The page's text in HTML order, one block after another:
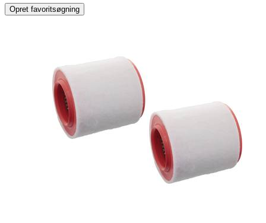
Opret favoritsøgning